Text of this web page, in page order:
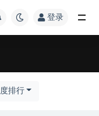
登录
排行